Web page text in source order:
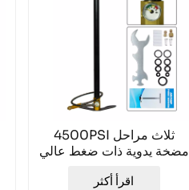
4500PSI ثلاث مراحل
مضخة يدوية ذات ضغط عالي
اقرأ أكثر